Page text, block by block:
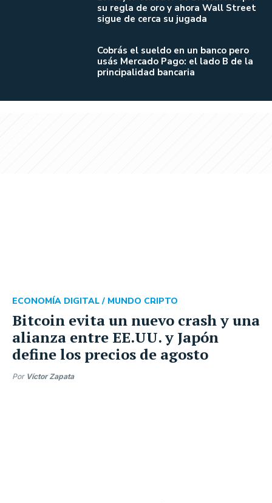
su regla de oro y ahora Wall Street
sigue de cerca su jugada
Cobrás el sueldo en un banco pero
usás Mercado Pago: el lado B de la
principalidad bancaria
Bitcoin evita un nuevo crash y una
alianza entre EE.UU. y Japón
define los precios de agosto
ECONOMÍA DIGITAL / MUNDO CRIPTO
Por Víctor Zapata